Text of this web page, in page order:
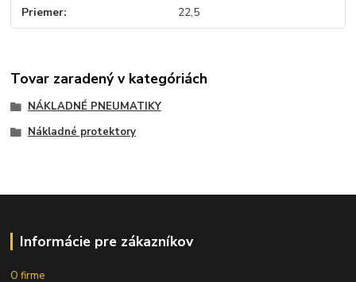
Priemer 22,5
Tovar zaradený v kategóriách
NÁKLADNÉ PNEUMATIKY
Nákladné protektory
Informácie pre zákazníkov
O firme